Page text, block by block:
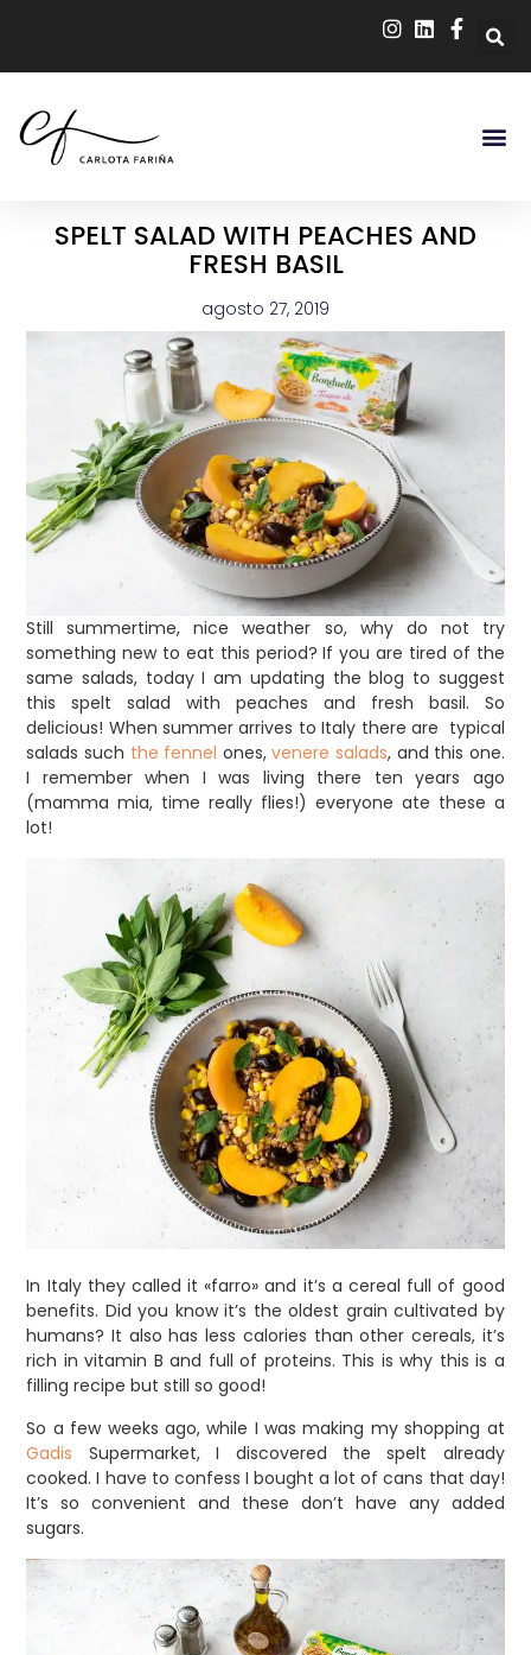
SPELT SALAD WITH PEACHES AND
FRESH BASIL
agosto 27, 2019
Still summertime, nice weather so, why do not try
something new to eat this period? If you are tired of the
same salads, today I am updating the blog to suggest
this spelt salad with peaches and fresh basil. So
delicious! When summer arrives to Italy there are typical
salads such the fennel ones,venere salads, and this one.
I remember when I was living there ten years ago
(mamma mia, time really flies!) everyone ate these a
lot!
In Italy they called it «farro» and it’s a cereal full of good
benefits. Did you know it’s the oldest grain cultivated by
humans? It also has less calories than other cereals, it’s
rich in vitamin B and full of proteins. This is why this is a
filling recipe but still so good!
So a few weeks ago, while I was making my shopping at
Gadis Supermarket, I discovered the spelt already
cooked. I have to confess I bought a lot of cans that day!
It’s so convenient and these don’t have any added
sugars.